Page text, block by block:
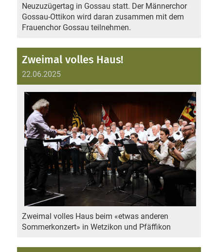
Neuzuzügertag in Gossau statt. Der Männerchor
Gossau-Ottikon wird daran zusammen mit dem
Frauenchor Gossau teilnehmen.
Zweimal volles Haus!
22.06.2025
Zweimal volles Haus beim «etwas anderen
Sommerkonzert» in Wetzikon und Pfäffikon